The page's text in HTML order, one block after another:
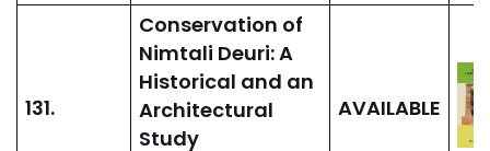
by Abdul Momin
Chowdhury & Ranabir
Chakravarti (Editors)
(2018)
01.History of